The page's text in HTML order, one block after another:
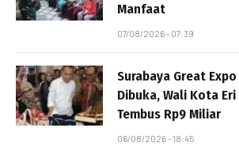
Manfaat
07/08/2026 - 07:39
Surabaya Great
Dibuka, Wali Kota
Tembus Rp9 Miliar
06/08/2026 - 18:45